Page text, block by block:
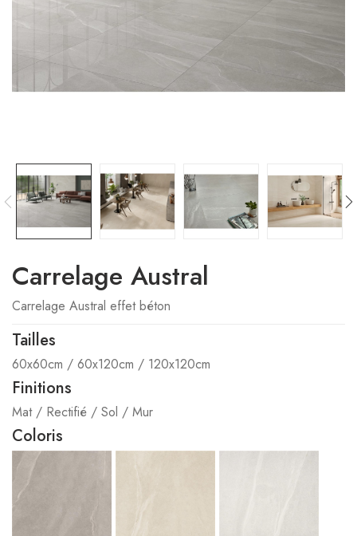
Carrelage Austral
Carrelage Austral effet béton
Tailles
60x60cm / 60x120cm / 120x120cm
Finitions
Mat / Rectifié / Sol / Mur
Coloris